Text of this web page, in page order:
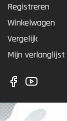
Registreren
Winkelwagen
Vergelijk
Mijn verlanglijst